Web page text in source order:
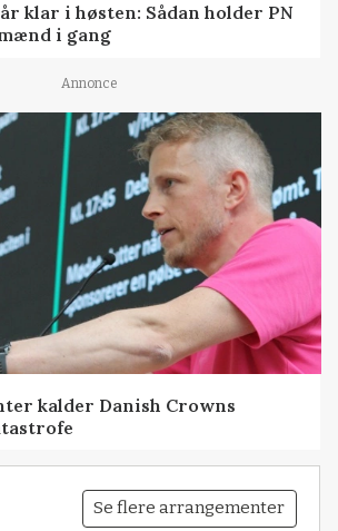
klar i høsten: Sådan holder PN
i gang
Annonce
kalder Danish Crowns
Se flere arrangementer